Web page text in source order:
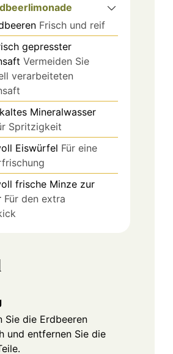
Frisch und reif
gepresster
Vermeiden Sie
verarbeiteten
kaltes Mineralwasser
Spritzigkeit
Eiswürfel Für eine
frische Minze zur
Für den extra
Sie die Erdbeeren
und entfernen Sie die